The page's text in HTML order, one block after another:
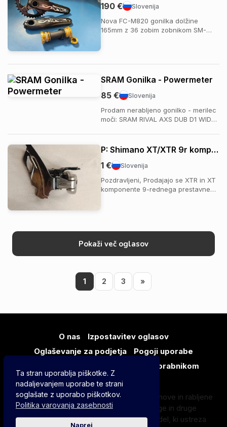
Ta stran uporablja piškotke. Z
nadaljevanjem uporabe te strani
soglašate z uporabo piškotkov.
Politika varovanja zasebnosti
Naprej
Slovenija
190 €
Nova FC-M820 gonilka dolžine
165mm z 36 zobim zobnikom SM-
Vse novo in neuporabljeno.
SRAM Gonilka - Powermeter
Slovenija
85 €
Prodam nerabljeno gonilko - merilec
moči: SRAM RIVAL AXS DUB D1 WIDE
P: Shimano XT/XTR 9r komponente
Slovenija
1 €
Pozdravljeni, Prodajajo se XTR in XT
komponente 9-rednega prestavnega
menjalnik shimano XTR M986 -> 20€
prestavna ročica 3x9r; Shimano XTR
M975/M965. ...
Pokaži več oglasov
1 2 3 »
O nas
Izpostavitev oglasov
Oglaševanje za podjetja
Pogoji uporabe
Pomoč uporabnikom
V kategoriji Gonilni sklop na BAJK.SI najdeš nove in rabljene
gonilke, verižnike, gonilne ležaje, vodila verige in druge
sestavne dele. Primerjaj ponudbo ter izberi del, ki ustreza